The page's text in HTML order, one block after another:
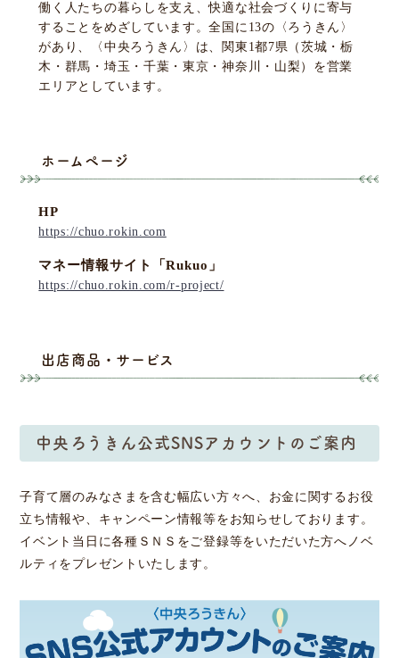
働く人たちの暮らしを支え、快適な社会づくりに寄与
することをめざしています。全国に13の〈ろうきん〉
があり、〈中央ろうきん〉は、関東1都7県（茨城・栃
木・群馬・埼玉・千葉・東京・神奈川・山梨）を営業
エリアとしています。
ホームページ
HP
https://chuo.rokin.com
マネー情報サイト「Rukuo」
https://chuo.rokin.com/r-project/
出店商品・サービス
中央ろうきん公式SNSアカウントのご案内
子育て層のみなさまを含む幅広い方々へ、お金に関するお役
立ち情報や、キャンペーン情報等をお知らせしております。
イベント当日に各種ＳＮＳをご登録等をいただいた方へノベ
ルティをプレゼントいたします。